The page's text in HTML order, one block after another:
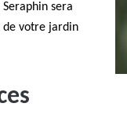
sera
de votre jardin